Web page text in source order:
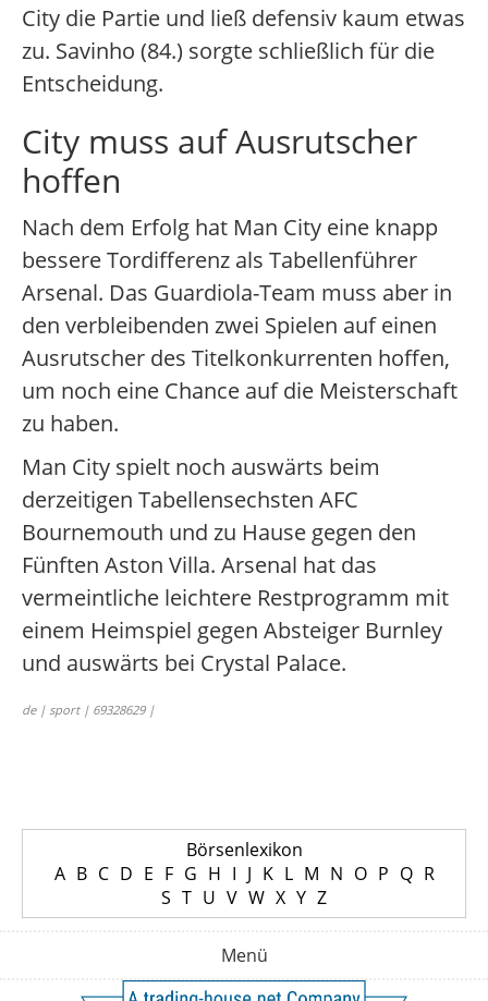
City die Partie und ließ defensiv kaum etwas
zu. Savinho (84.) sorgte schließlich für die
Entscheidung.
City muss auf Ausrutscher
hoffen
Nach dem Erfolg hat Man City eine knapp
bessere Tordifferenz als Tabellenführer
Arsenal. Das Guardiola-Team muss aber in
den verbleibenden zwei Spielen auf einen
Ausrutscher des Titelkonkurrenten hoffen,
um noch eine Chance auf die Meisterschaft
zu haben.
Man City spielt noch auswärts beim
derzeitigen Tabellensechsten AFC
Bournemouth und zu Hause gegen den
Fünften Aston Villa. Arsenal hat das
vermeintliche leichtere Restprogramm mit
einem Heimspiel gegen Absteiger Burnley
und auswärts bei Crystal Palace.
de | sport | 69328629 |
Börsenlexikon
A B C D E F G H I J K L M N O P Q R
S T U V W X Y Z
Menü